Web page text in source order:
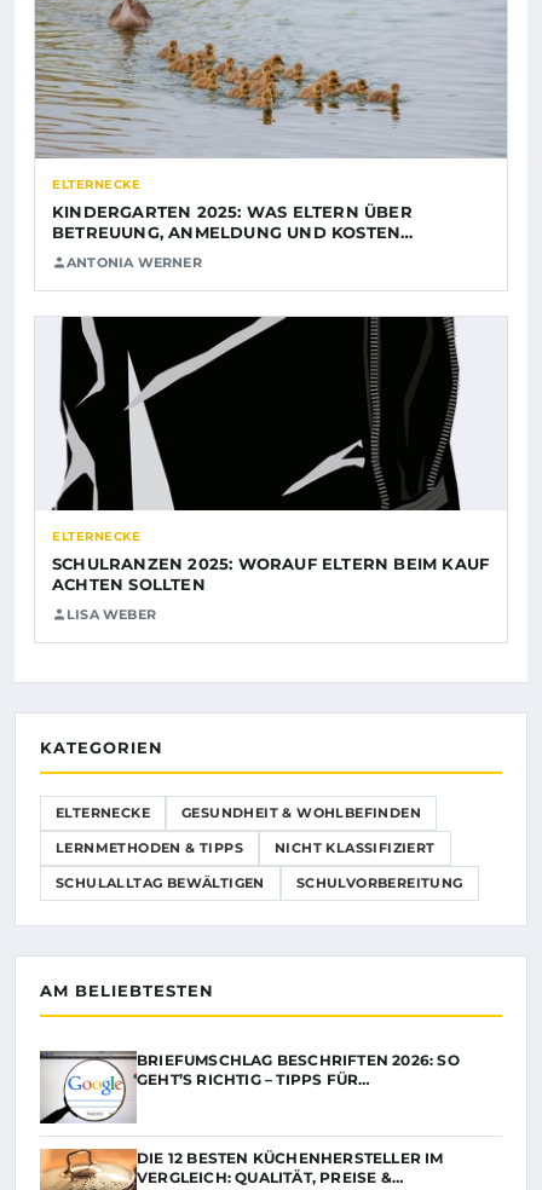
ELTERNECKE
KINDERGARTEN 2025: WAS ELTERN ÜBER
BETREUUNG, ANMELDUNG UND KOSTEN…
ANTONIA WERNER
ELTERNECKE
SCHULRANZEN 2025: WORAUF ELTERN BEIM KAUF
ACHTEN SOLLTEN
LISA WEBER
KATEGORIEN
ELTERNECKE GESUNDHEIT & WOHLBEFINDEN
LERNMETHODEN & TIPPS NICHT KLASSIFIZIERT
SCHULALLTAG BEWÄLTIGEN SCHULVORBEREITUNG
AM BELIEBTESTEN
BRIEFUMSCHLAG BESCHRIFTEN 2026: SO
GEHT’S RICHTIG – TIPPS FÜR…
DIE 12 BESTEN KÜCHENHERSTELLER IM
VERGLEICH: QUALITÄT, PREISE &…